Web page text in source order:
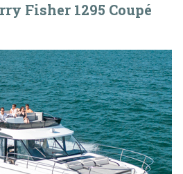
Fisher 1295 Coupé